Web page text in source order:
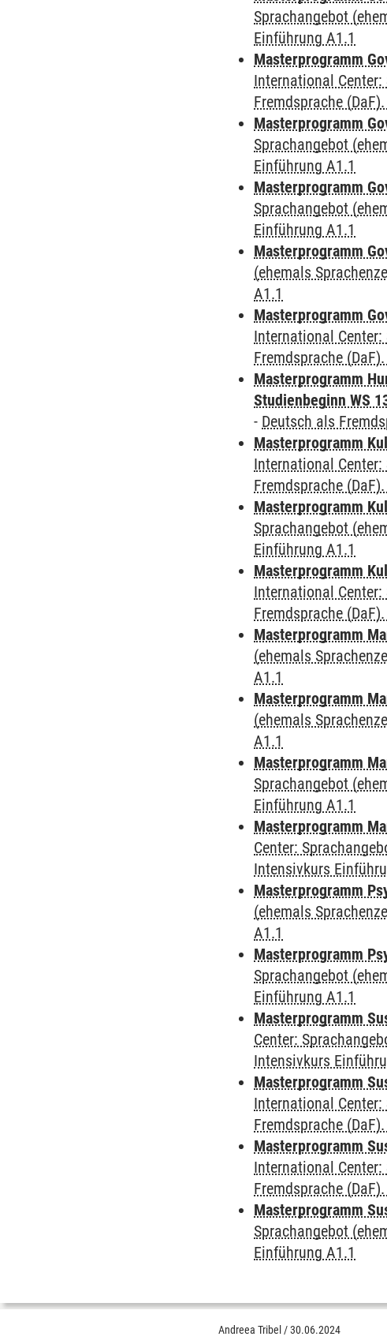
Sprachangebot
Einführung A1.1
Masterprogramm
International Center:
Fremdsprache
Masterprogramm
Sprachangebot
Einführung A1.1
Masterprogramm
Sprachangebot
Einführung A1.1
Masterprogramm
(ehemals
A1.1
Masterprogramm
International Center:
Fremdsprache
Masterprogramm
Studienbeginn WS
- Deutsch als
Masterprogramm
International Center:
Fremdsprache
Masterprogramm
Sprachangebot
Einführung A1.1
Masterprogramm
International Center:
Fremdsprache
Masterprogramm
(ehemals
A1.1
Masterprogramm
(ehemals
A1.1
Masterprogramm
Sprachangebot
Einführung A1.1
Masterprogramm
Center:
Intensivkurs
Masterprogramm
(ehemals
A1.1
Masterprogramm
Sprachangebot
Einführung A1.1
Masterprogramm
Center:
Intensivkurs
Masterprogramm
International Center:
Fremdsprache
Masterprogramm
International Center:
Fremdsprache
Masterprogramm
Sprachangebot
Einführung A1.1
Andreea Tribel /30.06.2024